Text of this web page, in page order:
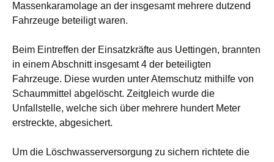
Massenkaramolage an der insgesamt mehrere dutzend
Fahrzeuge beteiligt waren.
Beim Eintreffen der Einsatzkräfte aus Uettingen, brannten
in einem Abschnitt insgesamt 4 der beteiligten
Fahrzeuge. Diese wurden unter Atemschutz mithilfe von
Schaummittel abgelöscht. Zeitgleich wurde die
Unfallstelle, welche sich über mehrere hundert Meter
erstreckte, abgesichert.
Um die Löschwasserversorgung zu sichern richtete die